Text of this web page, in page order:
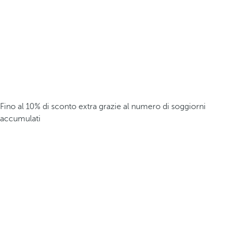
Fino al 10% di sconto extra grazie al numero di soggiorni
accumulati